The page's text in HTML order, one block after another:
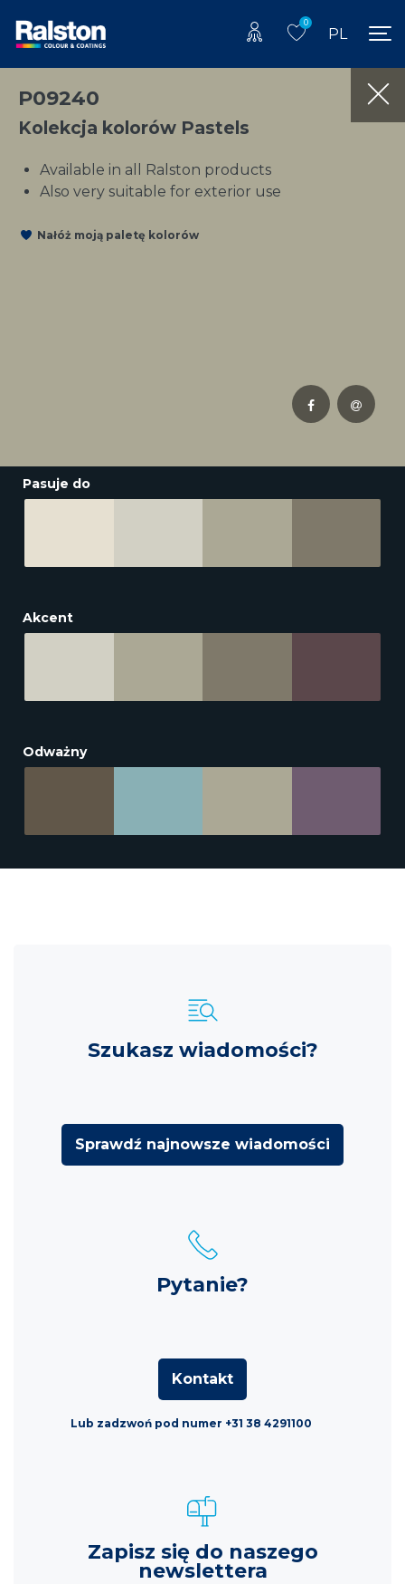
0
PL
P09240
Kolekcja kolorów Pastels
Available in all Ralston products
Also very suitable for exterior use
Nałóż moją paletę kolorów
Pasuje do
Akcent
Odważny
Szukasz wiadomości?
Sprawdź najnowsze wiadomości
Pytanie?
Kontakt
Lub zadzwoń pod numer +31 38 4291100
Zapisz się do naszego
newslettera